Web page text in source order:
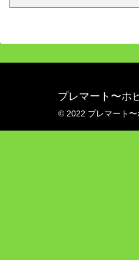
プレマート〜ホ
© 2022 プレマート〜